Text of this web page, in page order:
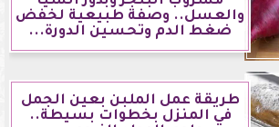
والعسل.. وصفة طبيعية لخفض
ضغط الدم وتحسين الدورة...
طريقة عمل الملبن بعين الجمل
في المنزل بخطوات بسيطة..